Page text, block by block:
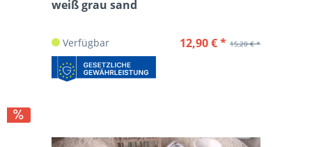
weiß grau sand
Verfügbar 15,20 € *
12,90 € *